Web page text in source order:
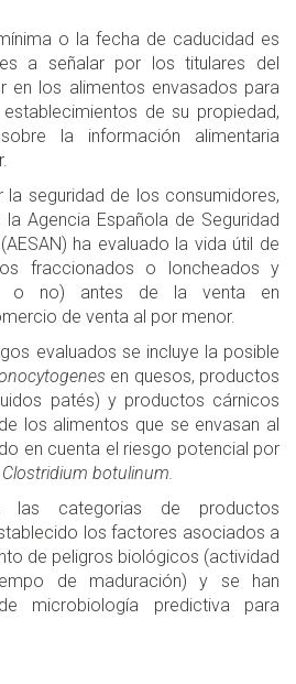
o la fecha de caducidad es
a señalar por los titulares del
en los alimentos envasados para
de su propiedad,
la información alimentaria
la seguridad de los consumidores,
Agencia Española de Seguridad
ha evaluado la vida útil de
fraccionados o loncheados y
o no) antes de la venta en
de venta al por menor.
evaluados se incluye la posible
en quesos, productos
patés) y productos cárnicos
los alimentos que se envasan al
en cuenta el riesgo potencial por
Clostridium botulinum.
categorias de productos
los factores asociados a
de peligros biológicos (actividad
de maduración) y se han
microbiología predictiva para